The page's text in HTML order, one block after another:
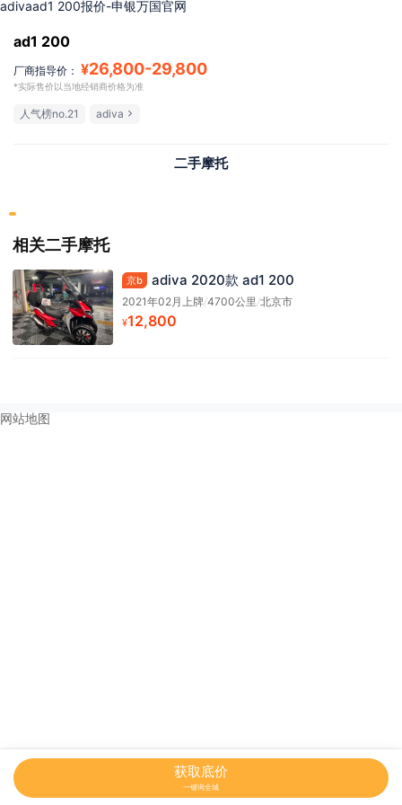
adivaad1 200报价-申银万国官网
ad1 200
厂商指导价： ¥26,800-29,800
*实际售价以当地经销商价格为准
人气榜no.21 adiva
二手摩托
相关二手摩托
京b adiva 2020款 ad1 200
2021年02月上牌/4700公里 /北京市
¥12,800
获取底价
一键询全城
网站地图